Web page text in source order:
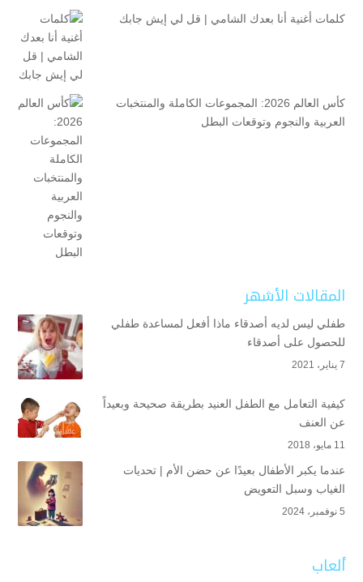
كلمات أغنية أنا بعدك الشامي | قل لي إيش جابك
كأس العالم 2026: المجموعات الكاملة والمنتخبات
العربية والنجوم وتوقعات البطل
المقالات الأشهر
طفلي ليس لديه أصدقاء ماذا أفعل لمساعدة طفلي
للحصول على أصدقاء
7 يناير، 2021
كيفية التعامل مع الطفل العنيد بطريقة صحيحة وبعيداً
عن العنف
11 مايو، 2018
عندما يكبر الأطفال بعيدًا عن حضن الأم | تحديات
الغياب وسبل التعويض
5 نوفمبر، 2024
ألعاب